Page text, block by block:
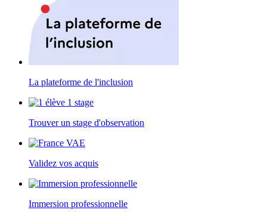
La plateforme de l'inclusion
Trouver un stage d'observation
Validez vos acquis
Immersion professionnelle